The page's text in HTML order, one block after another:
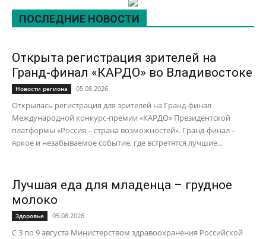
ПОСЛЕДНИЕ НОВОСТИ
Открыта регистрация зрителей на
Гранд-финал «КАРДО» во Владивостоке
Новости региона 05.08.2026
Открылась регистрация для зрителей на Гранд-финал
Международной конкурс-премии «КАРДО» Президентской
платформы «Россия – страна возможностей». Гранд-финал –
яркое и незабываемое событие, где встретятся лучшие...
Лучшая еда для младенца – грудное
молоко
Здоровье 05.08.2026
С 3 по 9 августа Министерством здравоохранения Российской